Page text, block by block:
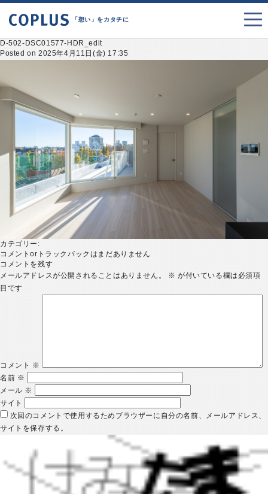
「想い」をカタチに
D-502-DSC01577-HDR_edit
Posted on 2025年4月11日(金) 17:35
カテゴリー:
コメントorトラックバックはまだありません
コメントを残す
メールアドレスが公開されることはありません。
※ が付いている欄は必須項
目です
コメント ※
名前 ※
メール ※
サイト
次回のコメントで使用するためブラウザーに自分の名前、メールアドレス、
サイトを保存する。